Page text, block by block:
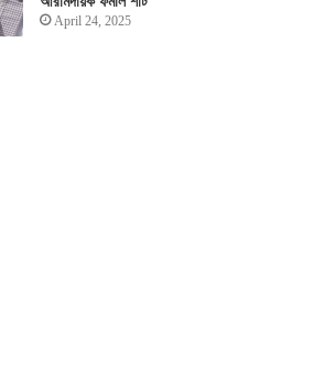
April 24, 2025